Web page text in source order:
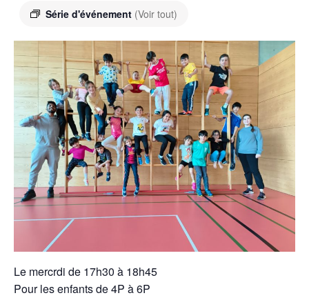
Série d'événement (Voir tout)
Le mercrdi de 17h30 à 18h45
Pour les enfants de 4P à 6P